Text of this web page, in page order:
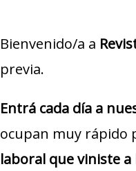
Bienvenido/a a
previa.
Entrá cada día a
ocupan muy rápido
laboral que viniste a